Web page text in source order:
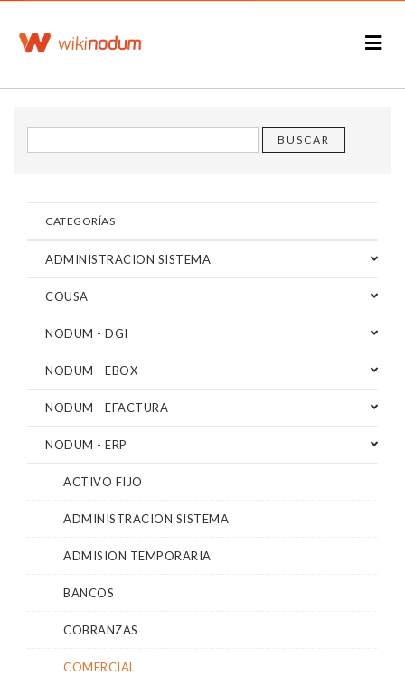
CATEGORÍAS
ADMINISTRACION SISTEMA
COUSA
NODUM - DGI
NODUM - EBOX
NODUM - EFACTURA
NODUM - ERP
ACTIVO FIJO
ADMINISTRACION SISTEMA
ADMISION TEMPORARIA
BANCOS
COBRANZAS
COMERCIAL